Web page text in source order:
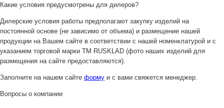
Какие условия предусмотрены для дилеров?
Дилерские условия работы предполагают закупку изделий на
постоянной основе (не зависимо от объема) и размещение нашей
продукции на Вашем сайте в соответствии с нашей номенклатурой и с
указанием торговой марки ТМ RUSKLAD (фото наших изделий для
размещения на сайте предоставляются).
Заполните на нашем сайте форму и с вами свяжется менеджер.
Вопросы о компании